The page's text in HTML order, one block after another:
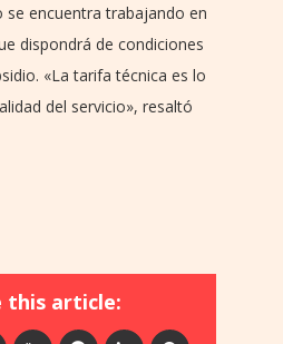
se encuentra trabajando en
dispondrá de condiciones
«La tarifa técnica es lo
del servicio», resaltó
this article: